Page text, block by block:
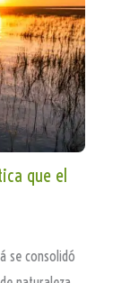
que el
se consolidó